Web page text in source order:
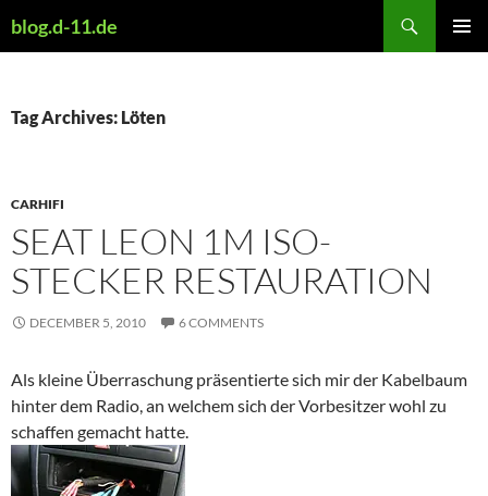
toblog.d-11.de
Tag Archives: Löten
CARHIFI
SEAT LEON 1M ISO-
STECKER RESTAURATION
DECEMBER 5, 2010 6 COMMENTS
Als kleine Überraschung präsentierte sich mir der Kabelbaum
hinter dem Radio, an welchem sich der Vorbesitzer wohl zu
schaffen gemacht hatte.